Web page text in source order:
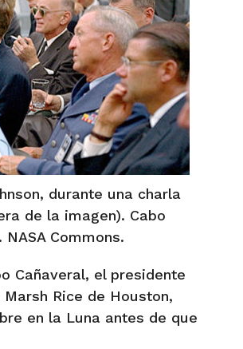
durante una charla
de la imagen). Cabo
Commons.
Cañaveral, el presidente
Rice de Houston,
en la Luna antes de que